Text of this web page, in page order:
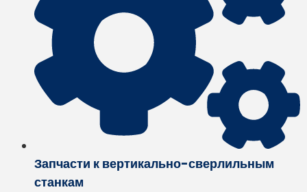
Запчасти к вертикально-сверлильным
станкам